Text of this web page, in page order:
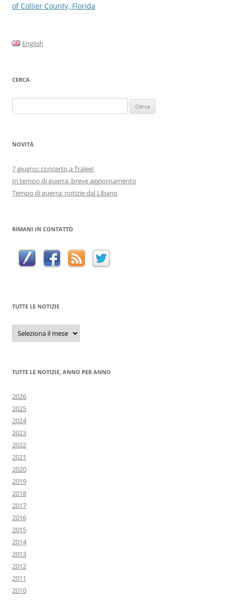
of Collier County, Florida
English
CERCA
per:
NOVITÀ
7 giugno: concerto a Tralee!
In tempo di guerra: breve aggiornamento
Tempo di guerra: notizie dal Libano
RIMANI IN CONTATTO
TUTTE LE NOTIZIE
Tutte
notizie
TUTTE LE NOTIZIE, ANNO PER ANNO
2026
2025
2024
2023
2022
2021
2020
2019
2018
2017
2016
2015
2014
2013
2012
2011
2010